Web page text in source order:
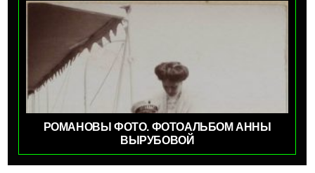
РОМАНОВЫ ФОТО. ФОТОАЛЬБОМ АННЫ
ВЫРУБОВОЙ